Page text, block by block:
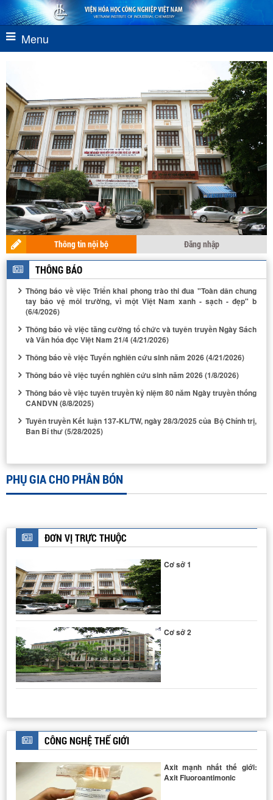
Menu
Thông tin nội bộ Đăng nhập
THÔNG BÁO
Thông báo về việc Triển khai phong trào thi đua "Toàn dân chung
tay bảo vệ môi trường, vì một Việt Nam xanh - sạch - đẹp" b
(6/4/2026)
Thông báo về việc tăng cường tổ chức và tuyên truyền Ngày Sách
và Văn hóa đọc Việt Nam 21/4(4/21/2026)
Thông báo về việc Tuyển nghiên cứu sinh năm 2026(4/21/2026)
Thông báo về việc tuyển nghiên cứu sinh năm 2026(1/8/2026)
Thông báo về việc tuyên truyền kỷ niệm 80 năm Ngày truyền thống
CANDVN (8/8/2025)
Tuyên truyền Kết luận 137-KL/TW, ngày 28/3/2025 của Bộ Chính trị,
Ban Bí thư(5/28/2025)
PHỤ GIA CHO PHÂN BÓN
ĐƠN VỊ TRỰC THUỘC
Cơ sở 1
Cơ sở 2
CÔNG NGHỆ THẾ GIỚI
Axit mạnh nhất thế giới:
Axit Fluoroantimonic
HỆ PHẢN ỨNG PHA LỎNG ÁP SUẤT CAO
HỆ THIẾT BỊ PHẢN ỨNG BAP HA
THIẾT BỊ ĐẲNG NHIỆT HẤP PHỤ - GIẢI HẤP PHỤ N2
THIẾT BỊ ĐO NHIỄU XẠ TIA X